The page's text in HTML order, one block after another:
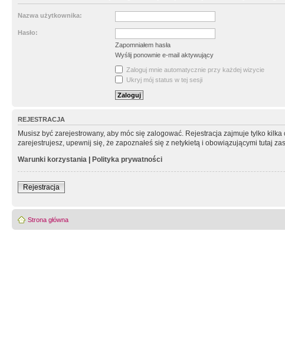
Nazwa użytkownika:
Hasło:
Zapomniałem hasła
Wyślij ponownie e-mail aktywujący
Zaloguj mnie automatycznie przy każdej wizycie
Ukryj mój status w tej sesji
REJESTRACJA
Musisz być zarejestrowany, aby móc się zalogować. Rejestracja zajmuje tylko
zarejestrujesz, upewnij się, że zapoznałeś się z netykietą i obowiązującymi tutaj
Warunki korzystania | Polityka prywatności
Rejestracja
Strona główna